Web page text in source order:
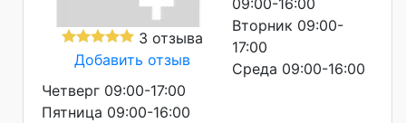
3 отзыва
Добавить отзыв
Вторник 09:00-
17:00
Среда 09:00-16:00
Четверг 09:00-17:00
Пятница 09:00-16:00